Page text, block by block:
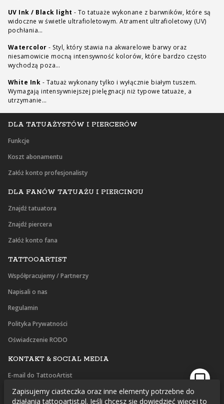
DLA TATUAŻYSTÓW I PIERCERÓW
Funkcje
Koszt abonamentu
Załóż konto profesjonalisty
DLA FANÓW TATUAŻU I PIERCINGU
Znajdź tatuatora
Znajdź piercera
Załóż konto fana
TATTOOARTIST
Współpracujemy / Partnerzy
Napisali o nas
Regulamin
Polityka Prywatności
Oświadczenie RODO
KONTAKT & SOCIAL MEDIA
E-mail do TattooArtist
Facebook
UV Ink / Black light - To tatuaże wykonane z barwników, które są
widoczne w świetle ultrafioletowym. Atrament ultrafioletowy (UV)
pochłania…
Watercolor - Styl, który stawia na akwarelowe barwy oraz
niesamowicie mocną intensywność kolorów, które bardzo często
wychodzą poza…
White Ink - Tatuaż wykonany tylko i wyłącznie białym tuszem.
Wymagają intensywniejszej pielęgnacji niż typowe tatuaże, a
utrzymanie…
Zapisujemy ciasteczka oraz inne elementy potrzebne do
działania tattooartist.pl. Jeśli chcesz się dowiedzieć więcej to